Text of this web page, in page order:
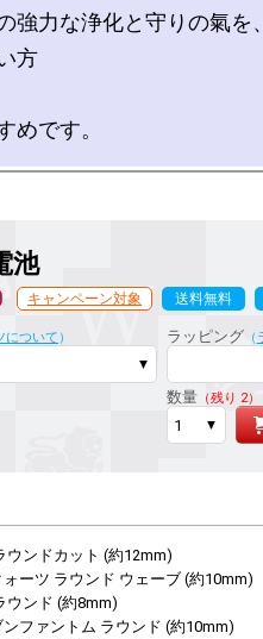
強力な浄化と守りの氣を
方
池
キャンペーン対象
送料無料
応
について ） ラッピング（
数量（残り 2）
ウンドカット (約12mm)
ーツ ラウンド ウェーブ (約10mm)
ウンド (約8mm)
ファントム ラウンド (約10mm)